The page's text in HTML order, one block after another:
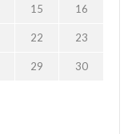
15 16
22 23
29 30